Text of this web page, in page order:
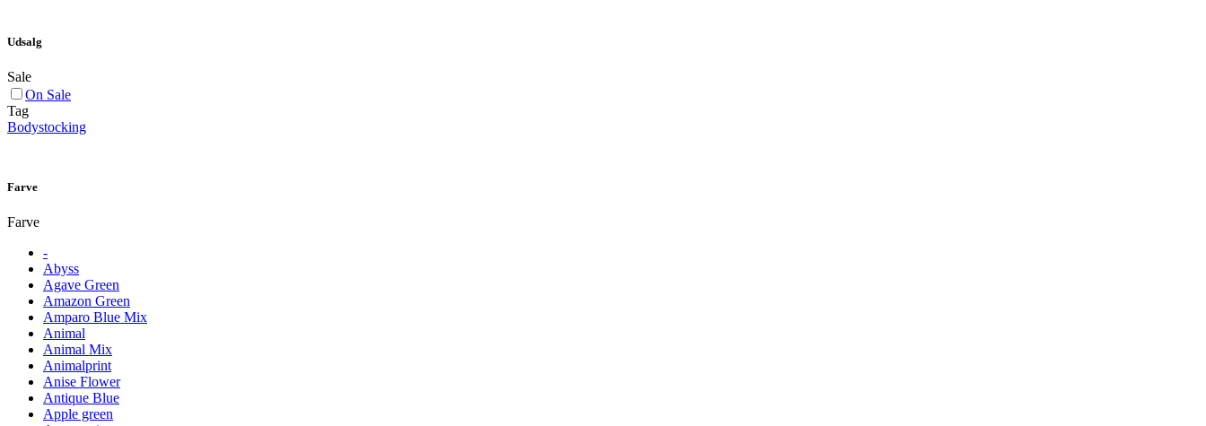
Udsalg
Sale
On Sale
Tag
Bodystocking
Farve
Farve
-
Abyss
Agave Green
Amazon Green
Amparo Blue Mix
Animal
Animal Mix
Animalprint
Anise Flower
Antique Blue
Apple green